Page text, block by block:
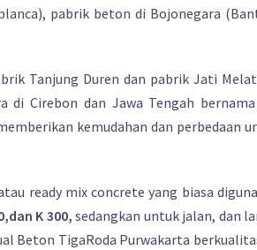
pabrik beton di Bojonegara
Tanjung Duren dan pabrik Jati
di Cirebon dan Jawa Tengah
kemudahan dan perbedaan
ready mix concrete yang biasa
K 300,sedangkan untuk jalan, dan
Beton TigaRoda Purwakarta